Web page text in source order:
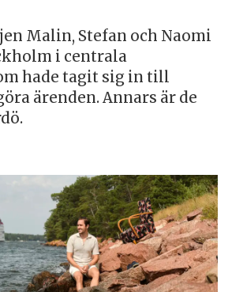
Malin, Stefan och Naomi
i centrala
hade tagit sig in till
ärenden. Annars är de